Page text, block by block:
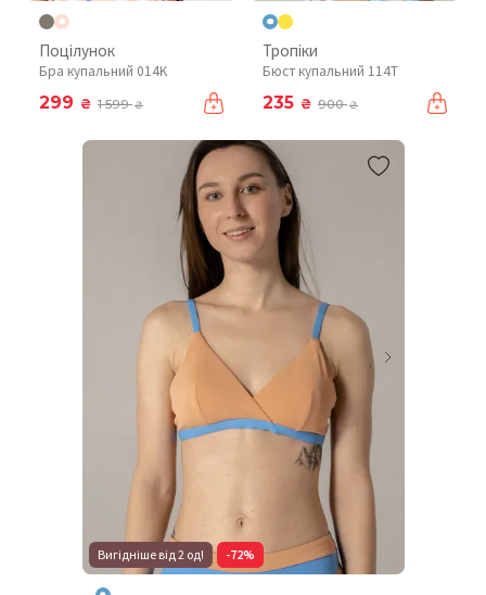
Поцілунок
Бра купальний 014K
299 ₴ 1 599₴
Тропіки
Бюст купальний 114T
235 ₴ 900₴
Вигідніше від 2 од! -72%